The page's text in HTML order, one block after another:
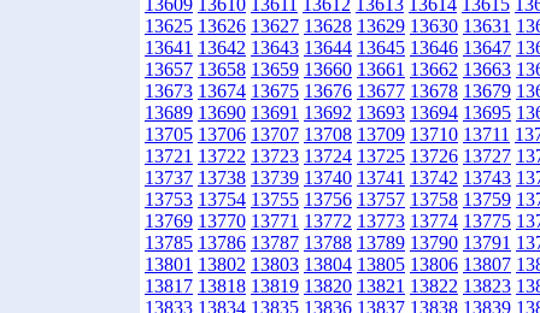
13609 13610 13611 13612 13613 13614 13615
13625 13626 13627 13628 13629 13630 13631
13641 13642 13643 13644 13645 13646 13647
13657 13658 13659 13660 13661 13662 13663
13673 13674 13675 13676 13677 13678 13679
13689 13690 13691 13692 13693 13694 13695
13705 13706 13707 13708 13709 13710 13711
13721 13722 13723 13724 13725 13726 13727
13737 13738 13739 13740 13741 13742 13743
13753 13754 13755 13756 13757 13758 13759
13769 13770 13771 13772 13773 13774 13775
13785 13786 13787 13788 13789 13790 13791
13801 13802 13803 13804 13805 13806 13807
13817 13818 13819 13820 13821 13822 13823
13833 13834 13835 13836 13837 13838 13839